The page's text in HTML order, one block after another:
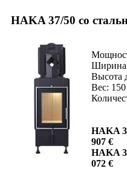
HAKA 37/50 со
Ширина
Высота
Вес: 150
HAKA
907 €
HAKA
072 €